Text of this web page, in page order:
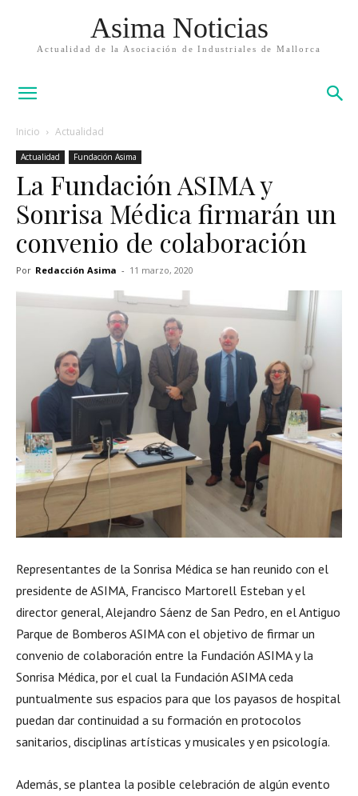
Asima Noticias
Actualidad de la Asociación de Industriales de Mallorca
Inicio Actualidad
Actualidad Fundación Asima
La Fundación ASIMA y
Sonrisa Médica firmarán un
convenio de colaboración
Por Redacción Asima - 11 marzo, 2020
Representantes de la Sonrisa Médica se han reunido con el
presidente de ASIMA, Francisco Martorell Esteban y el
director general, Alejandro Sáenz de San Pedro, en el Antiguo
Parque de Bomberos ASIMA con el objetivo de firmar un
convenio de colaboración entre la Fundación ASIMA y la
Sonrisa Médica, por el cual la Fundación ASIMA ceda
puntualmente sus espacios para que los payasos de hospital
puedan dar continuidad a su formación en protocolos
sanitarios, disciplinas artísticas y musicales y en psicología.
Además, se plantea la posible celebración de algún evento